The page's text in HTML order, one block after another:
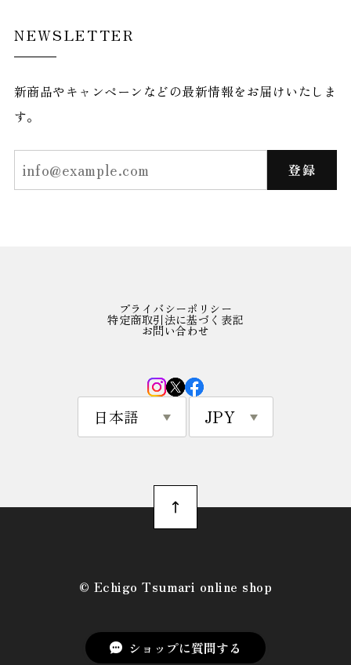
NEWSLETTER
新商品やキャンペーンなどの最新情報をお届けいたしま
す。
登録
プライバシーポリシー
特定商取引法に基づく表記
お問い合わせ
©︎ Echigo Tsumari online shop
ショップに質問する